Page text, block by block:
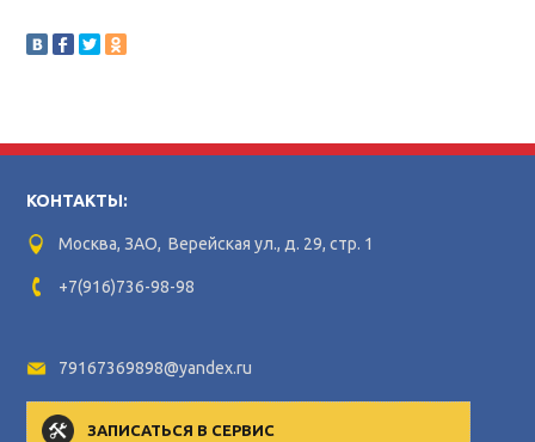
КОНТАКТЫ:
Москва, ЗАО, Верейская ул., д. 29, стр. 1
+7(916)736-98-98
79167369898@yandex.ru
ЗАПИСАТЬСЯ В СЕРВИС